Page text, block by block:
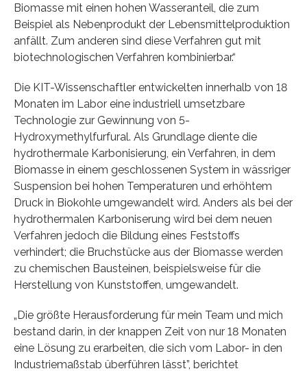
Biomasse mit einen hohen Wasseranteil, die zum
Beispiel als Nebenprodukt der Lebensmittelproduktion
anfällt. Zum anderen sind diese Verfahren gut mit
biotechnologischen Verfahren kombinierbar.“
Die KIT-Wissenschaftler entwickelten innerhalb von 18
Monaten im Labor eine industriell umsetzbare
Technologie zur Gewinnung von 5-
Hydroxymethylfurfural. Als Grundlage diente die
hydrothermale Karbonisierung, ein Verfahren, in dem
Biomasse in einem geschlossenen System in wässriger
Suspension bei hohen Temperaturen und erhöhtem
Druck in Biokohle umgewandelt wird. Anders als bei der
hydrothermalen Karboniserung wird bei dem neuen
Verfahren jedoch die Bildung eines Feststoffs
verhindert; die Bruchstücke aus der Biomasse werden
zu chemischen Bausteinen, beispielsweise für die
Herstellung von Kunststoffen, umgewandelt.
„Die größte Herausforderung für mein Team und mich
bestand darin, in der knappen Zeit von nur 18 Monaten
eine Lösung zu erarbeiten, die sich vom Labor- in den
Industriemaßstab überführen lässt”, berichtet